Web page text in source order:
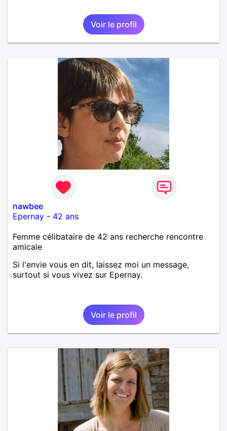
Voir le profil
nawbee
Epernay - 42 ans
Femme célibataire de 42 ans recherche rencontre
amicale
Si l'envie vous en dit, laissez moi un message,
surtout si vous vivez sur Epernay.
Voir le profil